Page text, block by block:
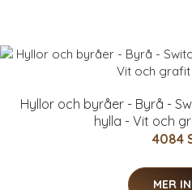
Hyllor och byråer - Byrå -
hylla - Vit och
4084
MER